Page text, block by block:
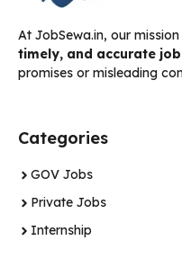
At JobSewa.in, our
timely, and accurate
promises or misleading
Categories
GOV Jobs
Private Jobs
Internship